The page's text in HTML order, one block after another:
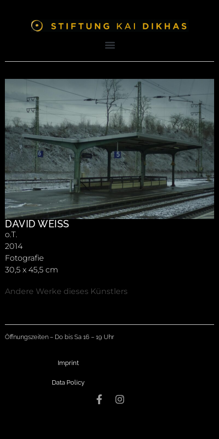
DAVID WEISS
o.T.
2014
Fotografie
30,5 x 45,5 cm
Andere Werke dieses Künstlers
Öffnungszeiten – Do bis Sa 16 – 19 Uhr
Imprint
Data Policy